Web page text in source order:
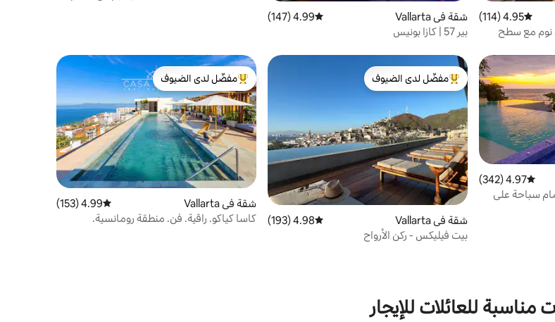
متوسط التقييم 4.95 من 5، 114 مراجعات
4.95 (114)
نوم مع سطح
شقة في Vallarta متوسط التقييم 4.99 من 5، 147 مراجعات
4.99 (147)
بير 57 | كازا بونيس
متوسط التقييم 4.97 من 5، 342 مراجعات
4.97 (342)
سباحة على
من أبرز البيوت المفضّلة لدى الضيوف
مفضّل لدى الضيوف
شقة في Vallarta متوسط التقييم 4.98 من 5، 193 مراجعات
4.98 (193)
بيت فيليكس - ركن الأرواح
من أبرز البيوت المفضّلة لدى الضيوف
مفضّل لدى الضيوف
شقة في Vallarta متوسط التقييم 4.99 من 5، 153 مراجعات
4.99 (153)
كاسا كياكو. راقية. فن. منطقة رومانسية.
مناسبة للعائلات للإيجار